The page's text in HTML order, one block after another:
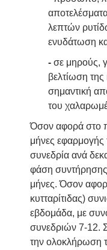
λεπτών
ενυδάτωση
- σε μηρούς,
βελτίωση της
σημαντική
του
Όσον αφορά στο
μήνες εφαρμογής
συνεδρία ανά
φάση συντήρησης
μήνες. Όσον
κυτταρίτιδας)
εβδομάδα, με
συνεδριών 7-12.
την ολοκλήρωση